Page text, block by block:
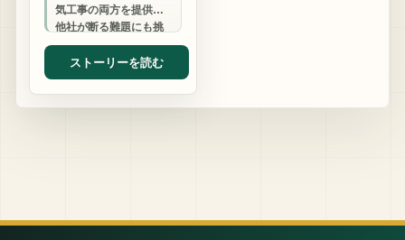
気工事の両方を提供。
他社が断る難題にも挑
戦し、 お客様の「あり
がとう」のために日々
奮闘しています…
ストーリーを読む